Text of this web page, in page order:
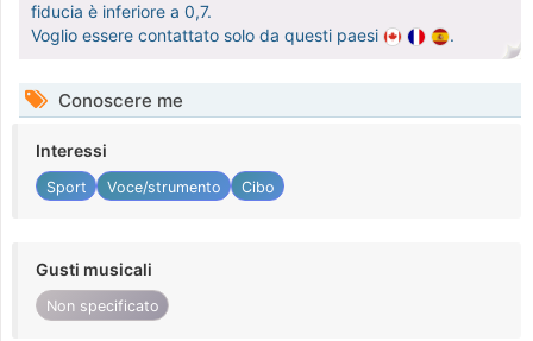
fiducia è inferiore a 0,7.
Voglio essere contattato solo da questi paesi
.
Conoscere me
Interessi
Sport Voce/strumento Cibo
Gusti musicali
Non specificato